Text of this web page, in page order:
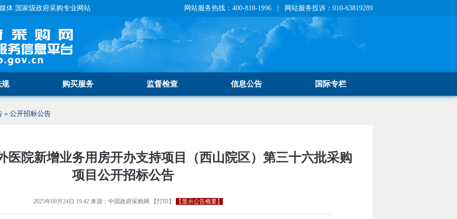
体 国家级政府采购专业网站 网站服务热线：400-810-1996 | 网站服务投诉：010-63819289
规 购买服务 监督检查 信息公告 国际专栏
» 公开招标公告
医院新增业务用房开办支持项目（西山院区）第三十六批采购
项目公开招标公告
2025年09月24日 19:42来源： 中国政府采购网 【打印 】 【显示公告概要】